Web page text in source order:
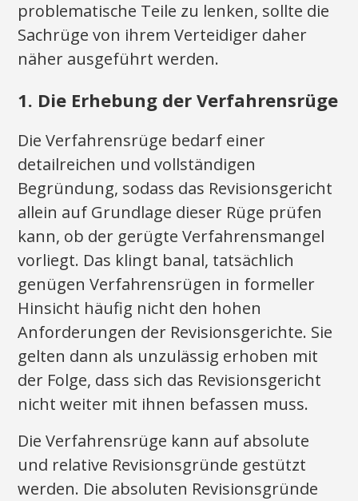
problematische Teile zu lenken, sollte die
Sachrüge von ihrem Verteidiger daher
näher ausgeführt werden.
1. Die Erhebung der Verfahrensrüge
Die Verfahrensrüge bedarf einer
detailreichen und vollständigen
Begründung, sodass das Revisionsgericht
allein auf Grundlage dieser Rüge prüfen
kann, ob der gerügte Verfahrensmangel
vorliegt. Das klingt banal, tatsächlich
genügen Verfahrensrügen in formeller
Hinsicht häufig nicht den hohen
Anforderungen der Revisionsgerichte. Sie
gelten dann als unzulässig erhoben mit
der Folge, dass sich das Revisionsgericht
nicht weiter mit ihnen befassen muss.
Die Verfahrensrüge kann auf absolute
und relative Revisionsgründe gestützt
werden. Die absoluten Revisionsgründe